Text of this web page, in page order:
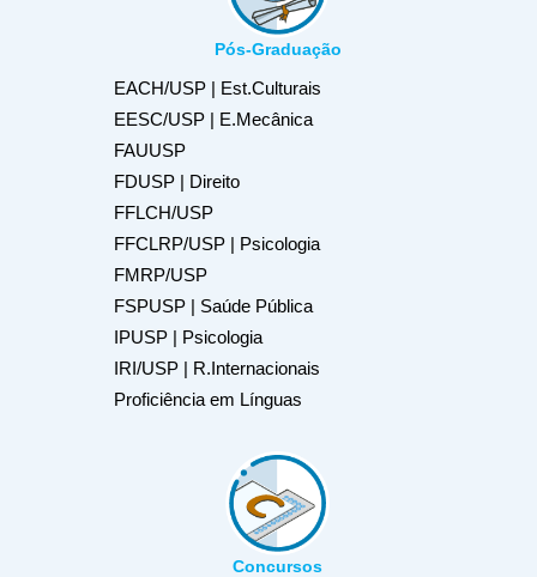
Pós-Graduação
EACH/USP | Est.Culturais
EESC/USP | E.Mecânica
FAUUSP
FDUSP | Direito
FFLCH/USP
FFCLRP/USP | Psicologia
FMRP/USP
FSPUSP | Saúde Pública
IPUSP | Psicologia
IRI/USP | R.Internacionais
Proficiência em Línguas
Concursos